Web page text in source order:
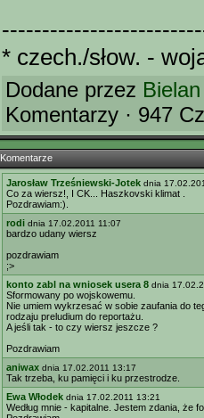
* czech./słow. -
Dodane przez Bielan
Komentarzy · 947
Komentarze
Jarosław Trześniewski-Jotek dnia
Co za wiersz!, I CK... Haszkovski klimat .
Pozdrawiam:).
rodi dnia 17.02.2011 11:07
bardzo udany wiersz
pozdrawiam
;>
konto zabl na wniosek usera 8 dnia
Sformowany po wojskowemu.
Nie umiem wykrzesać w sobie zaufania do
rodzaju preludium do reportażu.
A jeśli tak - to czy wiersz jeszcze ?
Pozdrawiam
aniwax dnia 17.02.2011 13:17
Tak trzeba, ku pamięci i ku przestrodze.
Ewa Włodek dnia 17.02.2011 13:21
Według mnie - kapitalne. Jestem zdania, że